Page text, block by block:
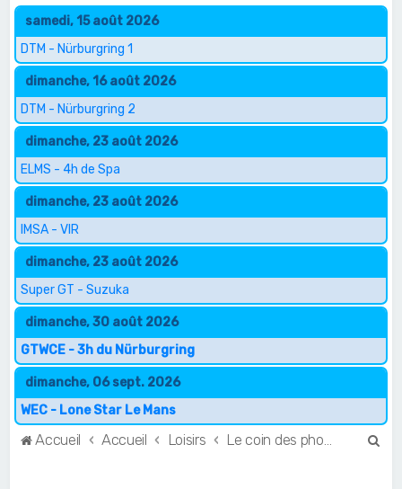
samedi, 15 août 2026
DTM - Nürburgring 1
dimanche, 16 août 2026
DTM - Nürburgring 2
dimanche, 23 août 2026
ELMS - 4h de Spa
dimanche, 23 août 2026
IMSA - VIR
dimanche, 23 août 2026
Super GT - Suzuka
dimanche, 30 août 2026
GTWCE - 3h du Nürburgring
dimanche, 06 sept. 2026
WEC - Lone Star Le Mans
Accueil Accueil Loisirs